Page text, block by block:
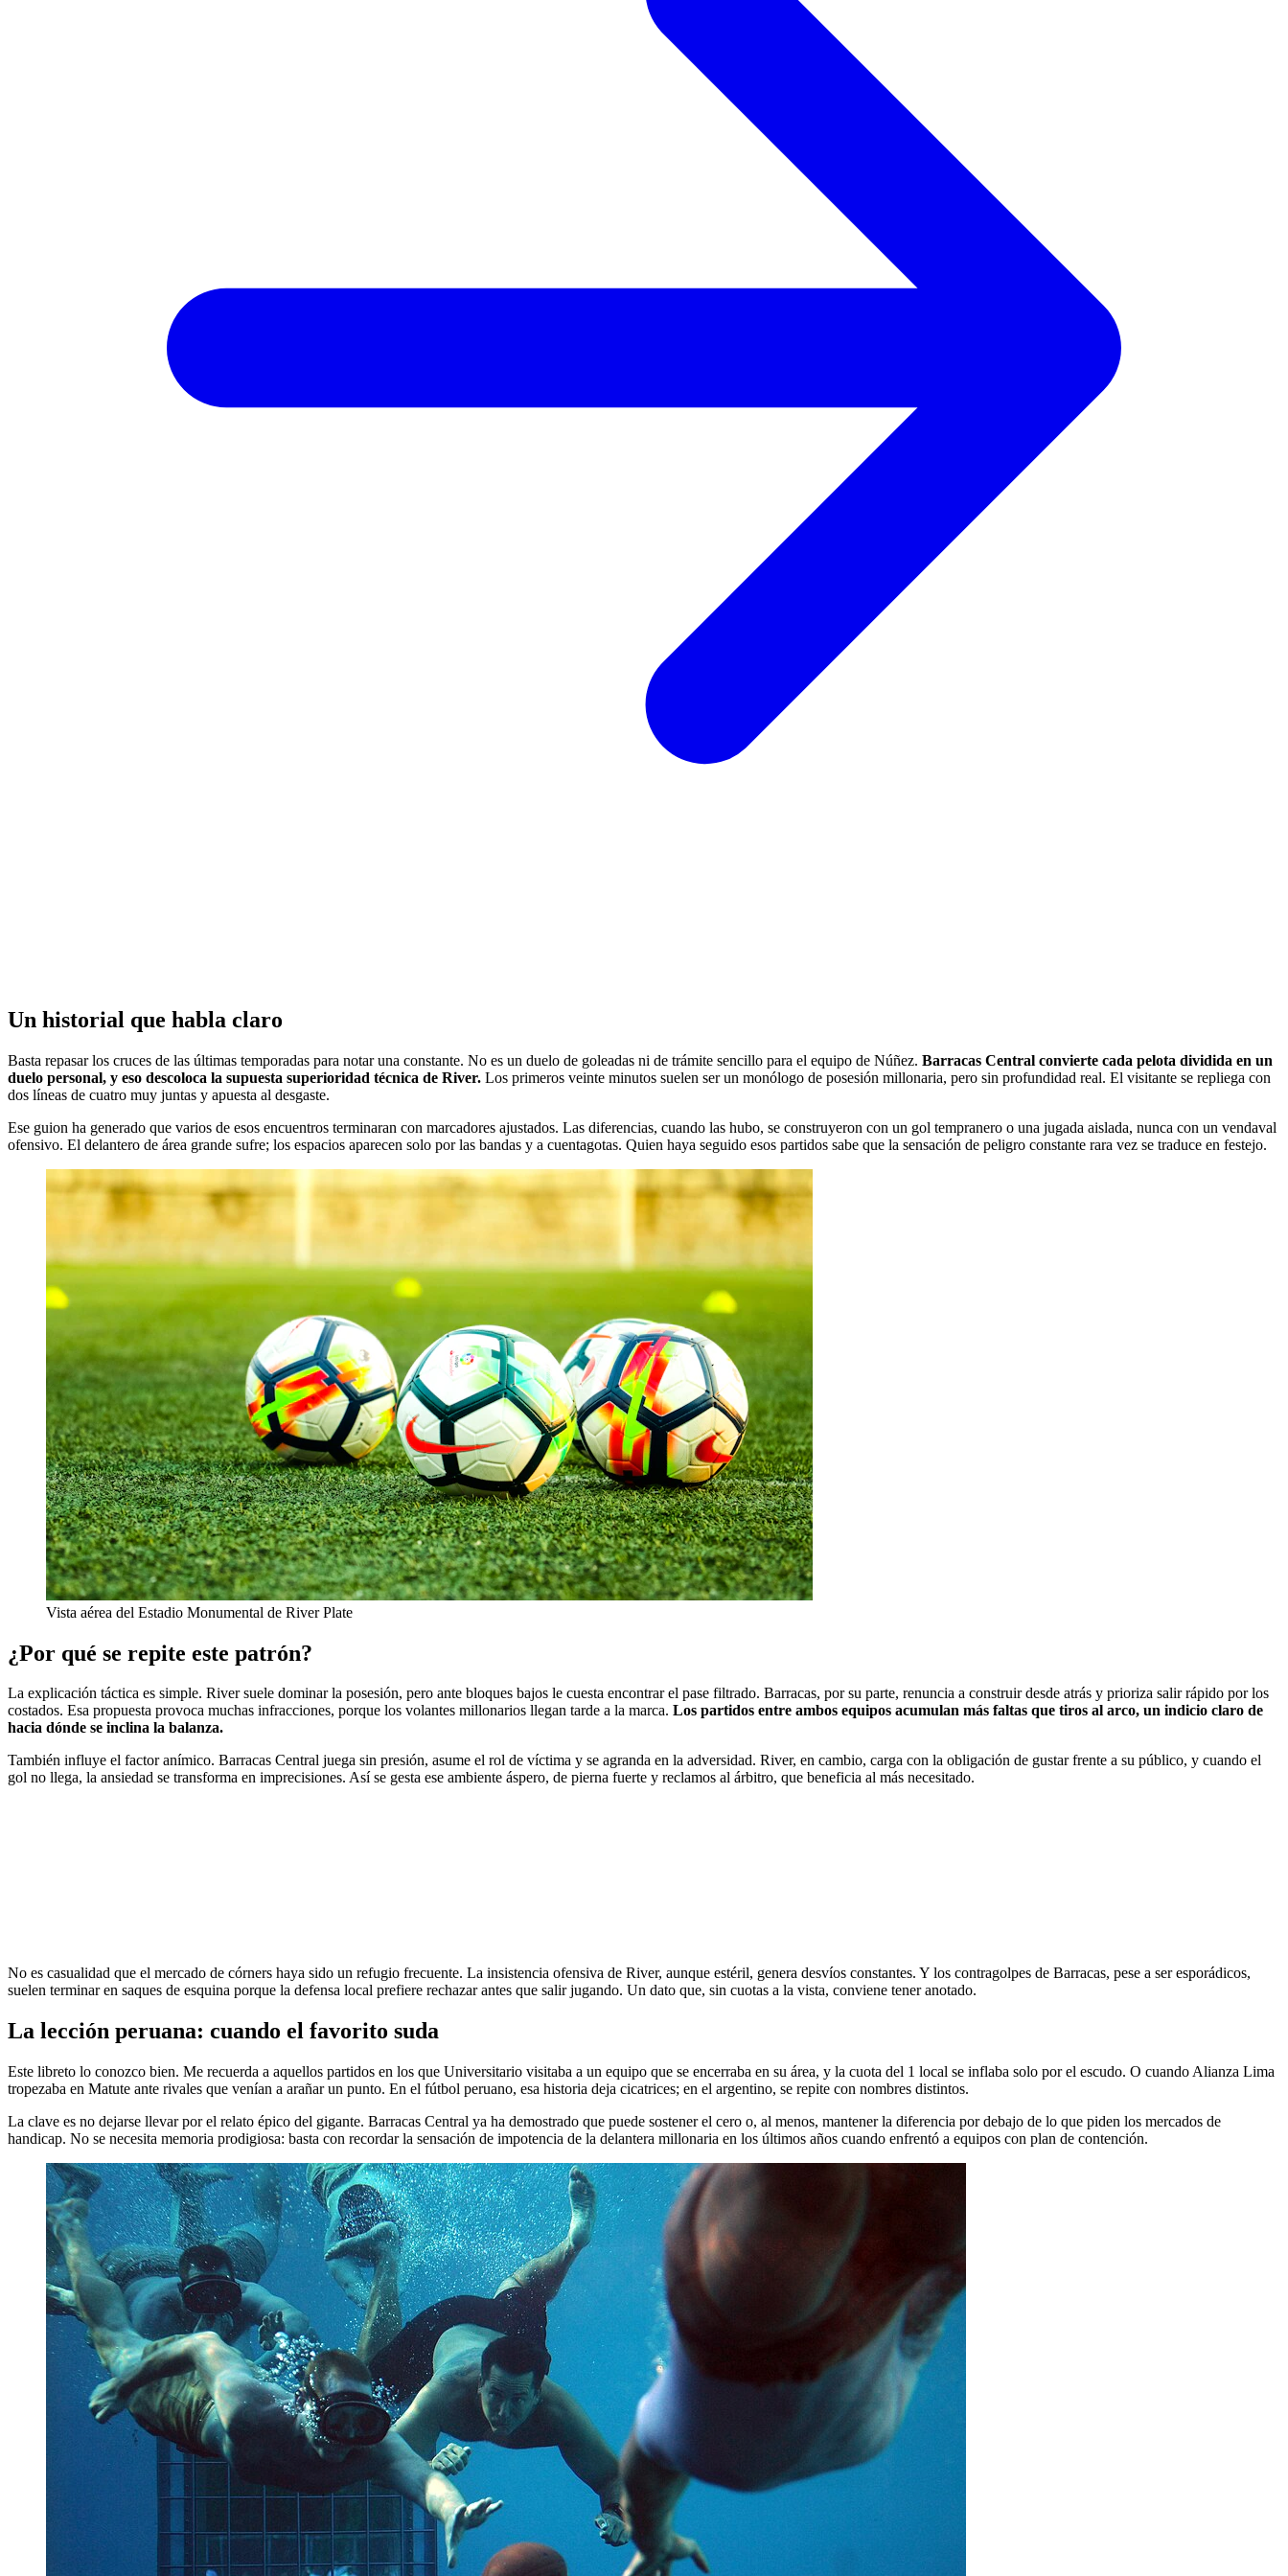
Un historial que habla claro
Basta repasar los cruces de las últimas temporadas para notar una constante. No es un duelo de goleadas ni de trámite sencillo para el equipo de Núñez. Barracas Central convierte cada pelota dividida en un
duelo personal, y eso descoloca la supuesta superioridad técnica de River. Los primeros veinte minutos suelen ser un monólogo de posesión millonaria, pero sin profundidad real. El visitante se repliega con
dos líneas de cuatro muy juntas y apuesta al desgaste.
Ese guion ha generado que varios de esos encuentros terminaran con marcadores ajustados. Las diferencias, cuando las hubo, se construyeron con un gol tempranero o una jugada aislada, nunca con un vendaval
ofensivo. El delantero de área grande sufre; los espacios aparecen solo por las bandas y a cuentagotas. Quien haya seguido esos partidos sabe que la sensación de peligro constante rara vez se traduce en festejo.
Vista aérea del Estadio Monumental de River Plate
¿Por qué se repite este patrón?
La explicación táctica es simple. River suele dominar la posesión, pero ante bloques bajos le cuesta encontrar el pase filtrado. Barracas, por su parte, renuncia a construir desde atrás y prioriza salir rápido por los
costados. Esa propuesta provoca muchas infracciones, porque los volantes millonarios llegan tarde a la marca. Los partidos entre ambos equipos acumulan más faltas que tiros al arco, un indicio claro de
hacia dónde se inclina la balanza.
También influye el factor anímico. Barracas Central juega sin presión, asume el rol de víctima y se agranda en la adversidad. River, en cambio, carga con la obligación de gustar frente a su público, y cuando el
gol no llega, la ansiedad se transforma en imprecisiones. Así se gesta ese ambiente áspero, de pierna fuerte y reclamos al árbitro, que beneficia al más necesitado.
No es casualidad que el mercado de córners haya sido un refugio frecuente. La insistencia ofensiva de River, aunque estéril, genera desvíos constantes. Y los contragolpes de Barracas, pese a ser esporádicos,
suelen terminar en saques de esquina porque la defensa local prefiere rechazar antes que salir jugando. Un dato que, sin cuotas a la vista, conviene tener anotado.
La lección peruana: cuando el favorito suda
Este libreto lo conozco bien. Me recuerda a aquellos partidos en los que Universitario visitaba a un equipo que se encerraba en su área, y la cuota del 1 local se inflaba solo por el escudo. O cuando Alianza Lima
tropezaba en Matute ante rivales que venían a arañar un punto. En el fútbol peruano, esa historia deja cicatrices; en el argentino, se repite con nombres distintos.
La clave es no dejarse llevar por el relato épico del gigante. Barracas Central ya ha demostrado que puede sostener el cero o, al menos, mantener la diferencia por debajo de lo que piden los mercados de
handicap. No se necesita memoria prodigiosa: basta con recordar la sensación de impotencia de la delantera millonaria en los últimos años cuando enfrentó a equipos con plan de contención.